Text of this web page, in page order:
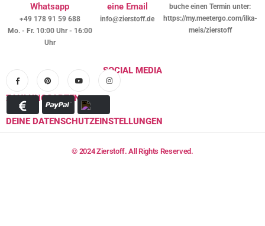
Whatsapp
+49 178 91 59 688
Mo. - Fr. 10:00 Uhr - 16:00
Uhr
eine Email
info@zierstoff.de
buche einen Termin unter:
https://my.meetergo.com/ilka-
meis/zierstoff
SOCIAL MEDIA
ZAHLUNGSARTEN
DEINE DATENSCHUTZEINSTELLUNGEN
© 2024 Zierstoff. All Rights Reserved.